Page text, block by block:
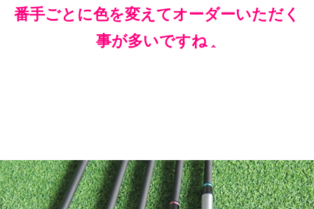
番手ごとに色を変えてオーダーいただく
事が多いですね